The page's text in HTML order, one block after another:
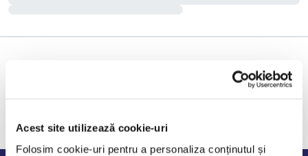
Acest site utilizează cookie-uri
Folosim cookie-uri pentru a personaliza conținutul și